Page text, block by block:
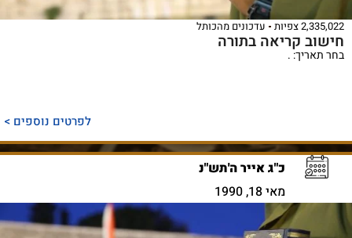
2,335,022 צפיות עדכונים מהכותל
חישוב קריאה בתורה
בחר תאריך: .
לפרטים נוספים >
כ"ג אייר ה'תש"נ
מאי 18, 1990